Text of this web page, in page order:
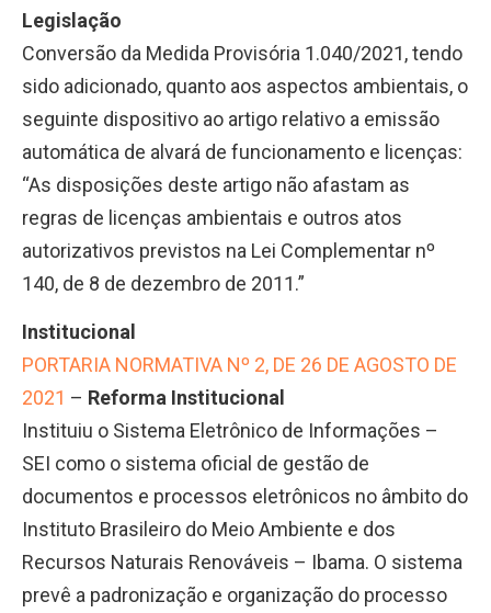
Legislação
Conversão da Medida Provisória 1.040/2021, tendo
sido adicionado, quanto aos aspectos ambientais, o
seguinte dispositivo ao artigo relativo a emissão
automática de alvará de funcionamento e licenças:
“As disposições deste artigo não afastam as
regras de licenças ambientais e outros atos
autorizativos previstos na Lei Complementar nº
140, de 8 de dezembro de 2011.”
Institucional
PORTARIA NORMATIVA Nº 2, DE 26 DE AGOSTO DE
2021 – Reforma Institucional
Instituiu o Sistema Eletrônico de Informações –
SEI como o sistema oficial de gestão de
documentos e processos eletrônicos no âmbito do
Instituto Brasileiro do Meio Ambiente e dos
Recursos Naturais Renováveis – Ibama. O sistema
prevê a padronização e organização do processo